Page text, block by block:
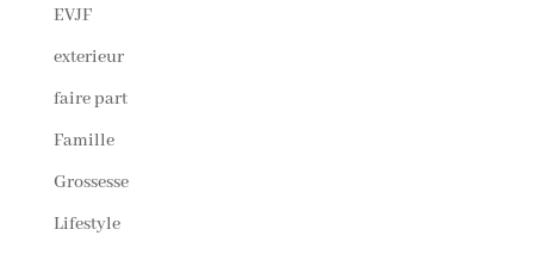
EVJF
exterieur
faire part
Famille
Grossesse
Lifestyle